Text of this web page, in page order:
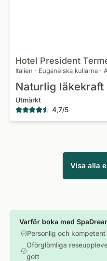
Hotel President
Italien · Euganeiska kullarna ·
Utmärkt
4,7/5
Visa alla
Varför boka med
Personlig och
Oförglömliga
gott